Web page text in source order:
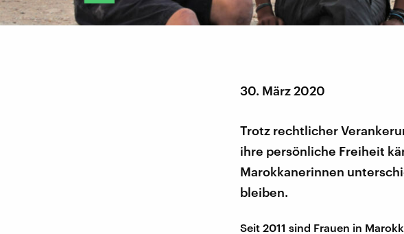
30. März 2020
Trotz rechtlicher
ihre persönliche Freiheit
Marokkanerinnen
bleiben.
Seit 2011 sind Frauen in